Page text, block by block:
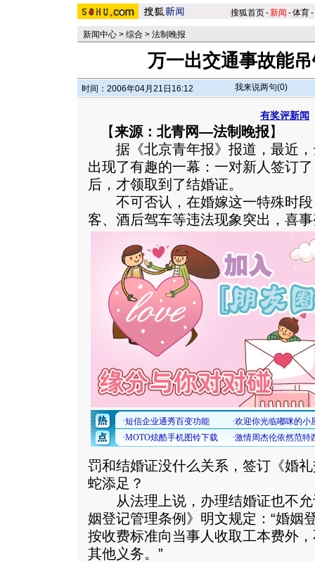
搜狐首页-新闻 -体育-
新闻中心 > 综合 > 法制晚报
万一出交通事故能
时间：2006年04月21日16:12 我来说两句(0)
有奖评新闻
【来源：北青网—法制晚报】
据《北京青年报》报道，最近，
出现了有趣的一幕：一对新人签订
后，才领取到了结婚证。
不可否认，在婚嫁这一特殊时段
客、酒后驾车等违法现象突出，喜
罚和结婚证没什么关系，签订《婚
蛇添足？
从法理上说，办理结婚证也不允
姻登记管理条例》明文规定：“婚姻
按收费标准向当事人收取工本费外
其他义务。”